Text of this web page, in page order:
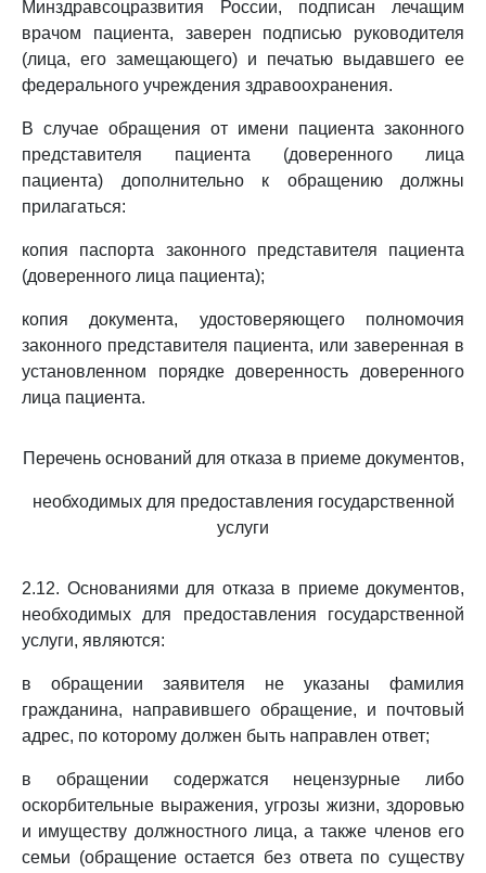
Минздравсоцразвития России, подписан лечащим
врачом пациента, заверен подписью руководителя
(лица, его замещающего) и печатью выдавшего ее
федерального учреждения здравоохранения.
В случае обращения от имени пациента законного
представителя пациента (доверенного лица
пациента) дополнительно к обращению должны
прилагаться:
копия паспорта законного представителя пациента
(доверенного лица пациента);
копия документа, удостоверяющего полномочия
законного представителя пациента, или заверенная в
установленном порядке доверенность доверенного
лица пациента.
Перечень оснований для отказа в приеме документов,
необходимых для предоставления государственной
услуги
2.12. Основаниями для отказа в приеме документов,
необходимых для предоставления государственной
услуги, являются:
в обращении заявителя не указаны фамилия
гражданина, направившего обращение, и почтовый
адрес, по которому должен быть направлен ответ;
в обращении содержатся нецензурные либо
оскорбительные выражения, угрозы жизни, здоровью
и имуществу должностного лица, а также членов его
семьи (обращение остается без ответа по существу